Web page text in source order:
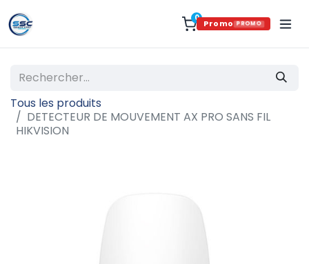
0
Promo PROMO
Tous les produits
DETECTEUR DE MOUVEMENT AX PRO SANS FIL
HIKVISION